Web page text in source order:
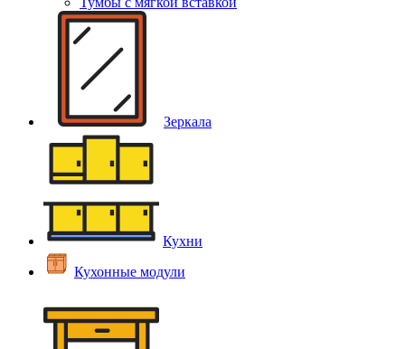
Зеркала
Кухни
Кухонные модули